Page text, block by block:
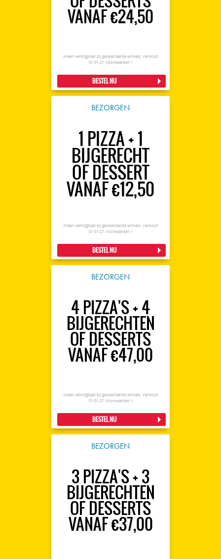
VANAF €24,50
Alleen verkrijgbaar bij geselecteerde winkels. Verloopt
01-01-27. Voorwaarden >
BESTEL NU
BEZORGEN
1 PIZZA + 1
BIJGERECHT
OF DESSERT
VANAF €12,50
Alleen verkrijgbaar bij geselecteerde winkels. Verloopt
01-01-27. Voorwaarden >
BESTEL NU
BEZORGEN
4 PIZZA'S + 4
BIJGERECHTEN
OF DESSERTS
VANAF €47,00
Alleen verkrijgbaar bij geselecteerde winkels. Verloopt
01-01-27. Voorwaarden >
BESTEL NU
BEZORGEN
3 PIZZA'S + 3
BIJGERECHTEN
OF DESSERTS
VANAF €37,00